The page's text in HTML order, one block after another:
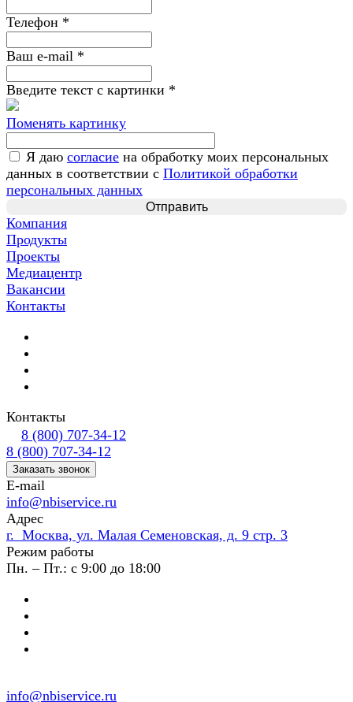
Телефон *
Ваш e-mail *
Введите текст с картинки *
Поменять картинку
Я даю согласие на обработку моих персональных
данных в соответствии с Политикой обработки
персональных данных
Компания
Продукты
Проекты
Медиацентр
Вакансии
Контакты
Контакты
8 (800) 707-34-12
8 (800) 707-34-12
Заказать звонок
E-mail
info@nbiservice.ru
Адрес
г. Москва, ул. Малая Семеновская, д. 9 стр. 3
Режим работы
Пн. – Пт.: с 9:00 до 18:00
info@nbiservice.ru